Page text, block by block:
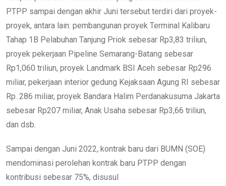
PTPP sampai dengan akhir Juni tersebut terdiri dari proyek-
proyek, antara lain: pembangunan proyek Terminal Kalibaru
Tahap 1B Pelabuhan Tanjung Priok sebesar Rp3,83 triliun,
proyek pekerjaan Pipeline Semarang-Batang sebesar
Rp1,060 triliun, proyek Landmark BSI Aceh sebesar Rp296
miliar, pekerjaan interior gedung Kejaksaan Agung RI sebesar
Rp. 286 miliar, proyek Bandara Halim Perdanakusuma Jakarta
sebesar Rp207 miliar, Anak Usaha sebesar Rp3,66 triliun,
dan dsb.
Sampai dengan Juni 2022, kontrak baru dari BUMN (SOE)
mendominasi perolehan kontrak baru PTPP dengan
kontribusi sebesar 75%, disusul